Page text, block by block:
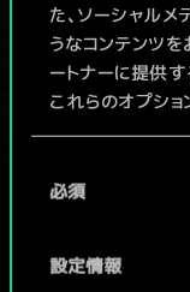
た、ソーシャル
うなコンテンツ
ートナーに提供
これらのオプショ
詳細は、下記の「
必須
設定情報